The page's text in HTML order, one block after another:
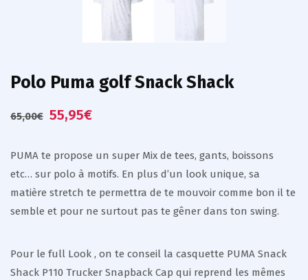
Polo Puma golf Snack Shack
65,00€ 55,95€
PUMA te propose un super Mix de tees, gants, boissons
etc… sur polo à motifs. En plus d’un look unique, sa
matière stretch te permettra de te mouvoir comme bon il te
semble et pour ne surtout pas te gêner dans ton swing.
Pour le full Look , on te conseil la casquette PUMA Snack
Shack P110 Trucker Snapback Cap qui reprend les mêmes